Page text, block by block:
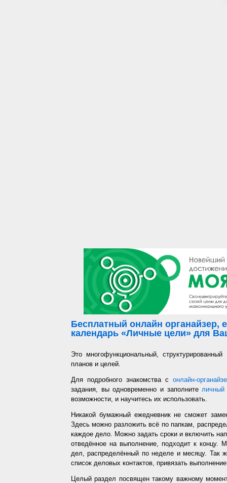
Бесплатный онлайн органайзер,
календарь «Личные цели» для
Это многофункциональный,
планов и целей.
Для подробного знакомства с онлайн-
задания, вы одновременно и заполнителичный
возможности, и научитесь их использовать.
Никакой бумажный ежедневник не сможет
Здесь можно разложить всё по папкам,
каждое дело. Можно задать сроки и включить
отведённое на выполнение, подходит к концу.
дел, распределённый по неделе и месяцу. Так
список деловых контактов, привязать
Целый раздел посвящен такому важному